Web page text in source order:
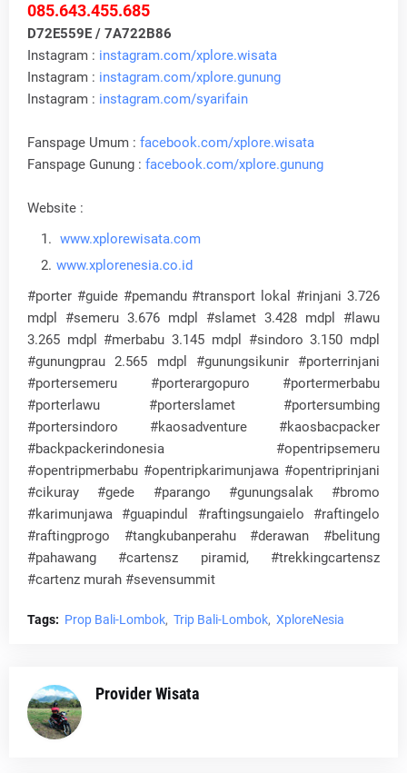
085.643.455.685
D72E559E / 7A722B86
Instagram : instagram.com/xplore.wisata
Instagram : instagram.com/xplore.gunung
Instagram : instagram.com/syarifain
Fanspage Umum : facebook.com/xplore.wisata
Fanspage Gunung : facebook.com/xplore.gunung
Website :
www.xplorewisata.com
www.xplorenesia.co.id
#porter #guide #pemandu #transport lokal #rinjani 3.726
mdpl #semeru 3.676 mdpl #slamet 3.428 mdpl #lawu
3.265 mdpl #merbabu 3.145 mdpl #sindoro 3.150 mdpl
#gunungprau 2.565 mdpl #gunungsikunir #porterrinjani
#portersemeru #porterargopuro #portermerbabu
#porterlawu #porterslamet #portersumbing
#portersindoro #kaosadventure #kaosbacpacker
#backpackerindonesia #opentripsemeru
#opentripmerbabu #opentripkarimunjawa #opentriprinjani
#cikuray #gede #parango #gunungsalak #bromo
#karimunjawa #guapindul #raftingsungaielo #raftingelo
#raftingprogo #tangkubanperahu #derawan #belitung
#pahawang #cartensz piramid, #trekkingcartensz
#cartenz murah #sevensummit
Tags: Prop Bali-Lombok Trip Bali-Lombok XploreNesia
Provider Wisata